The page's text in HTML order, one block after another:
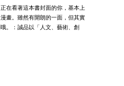
在看著這本書封面的你，基本上
畫。雖然有開朗的一面，但其實
。：誠品以「人文、藝術、創